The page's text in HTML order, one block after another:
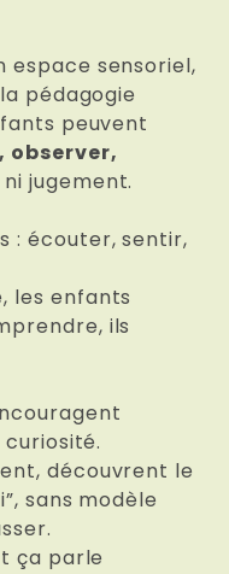
espace sensoriel,
pédagogie
peuvent
observer,
jugement.
: écouter, sentir,
les enfants
ils
découvrent le
sans modèle
ça parle